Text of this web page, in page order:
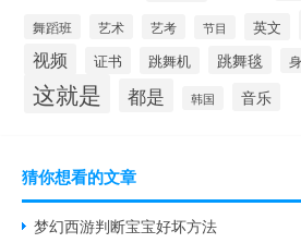
舞蹈班 艺术 艺考 节目 英文
视频 证书 跳舞机 跳舞毯
这就是 都是 韩国 音乐
猜你想看的文章
梦幻西游判断宝宝好坏方法